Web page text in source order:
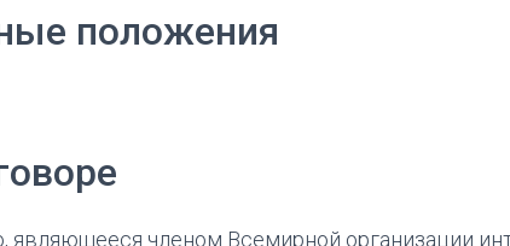
положения
являющееся членом Всемирной организации